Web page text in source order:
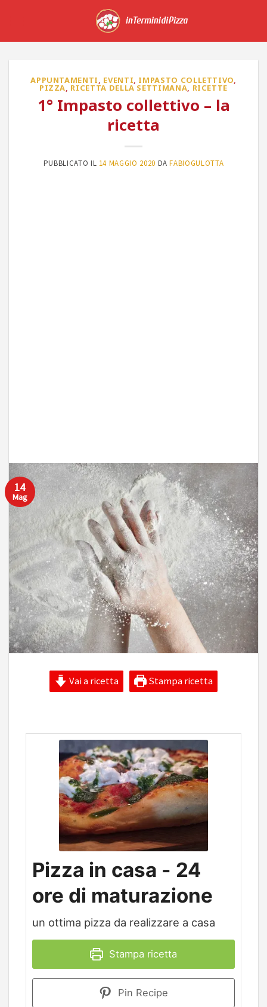
content
APPUNTAMENTI EVENTI IMPASTO COLLETTIVO
PIZZA RICETTA DELLA SETTIMANA RICETTE
1° Impasto collettivo – la
ricetta
PUBBLICATO IL 14 MAGGIO 2020 DAFABIOGULOTTA
14
Mag
Vai a ricetta Stampa ricetta
Pizza in casa - 24
ore di maturazione
un ottima pizza da realizzare a casa
Stampa ricetta
Pin Recipe